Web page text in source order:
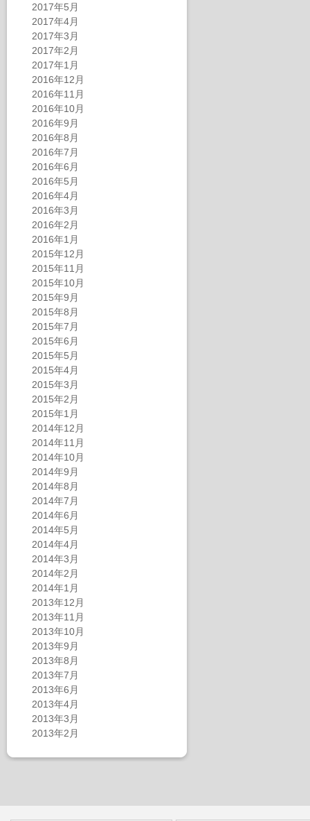
2017年5月
2017年4月
2017年3月
2017年2月
2017年1月
2016年12月
2016年11月
2016年10月
2016年9月
2016年8月
2016年7月
2016年6月
2016年5月
2016年4月
2016年3月
2016年2月
2016年1月
2015年12月
2015年11月
2015年10月
2015年9月
2015年8月
2015年7月
2015年6月
2015年5月
2015年4月
2015年3月
2015年2月
2015年1月
2014年12月
2014年11月
2014年10月
2014年9月
2014年8月
2014年7月
2014年6月
2014年5月
2014年4月
2014年3月
2014年2月
2014年1月
2013年12月
2013年11月
2013年10月
2013年9月
2013年8月
2013年7月
2013年6月
2013年4月
2013年3月
2013年2月